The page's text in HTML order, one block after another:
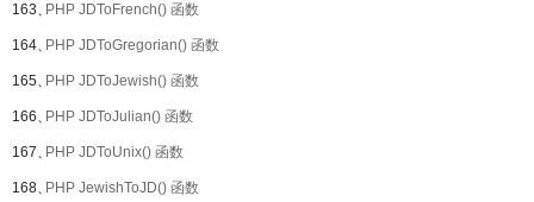
163、PHP JDToFrench() 函数
164、PHP JDToGregorian() 函数
165、PHP JDToJewish() 函数
166、PHP JDToJulian() 函数
167、PHP JDToUnix() 函数
168、PHP JewishToJD() 函数